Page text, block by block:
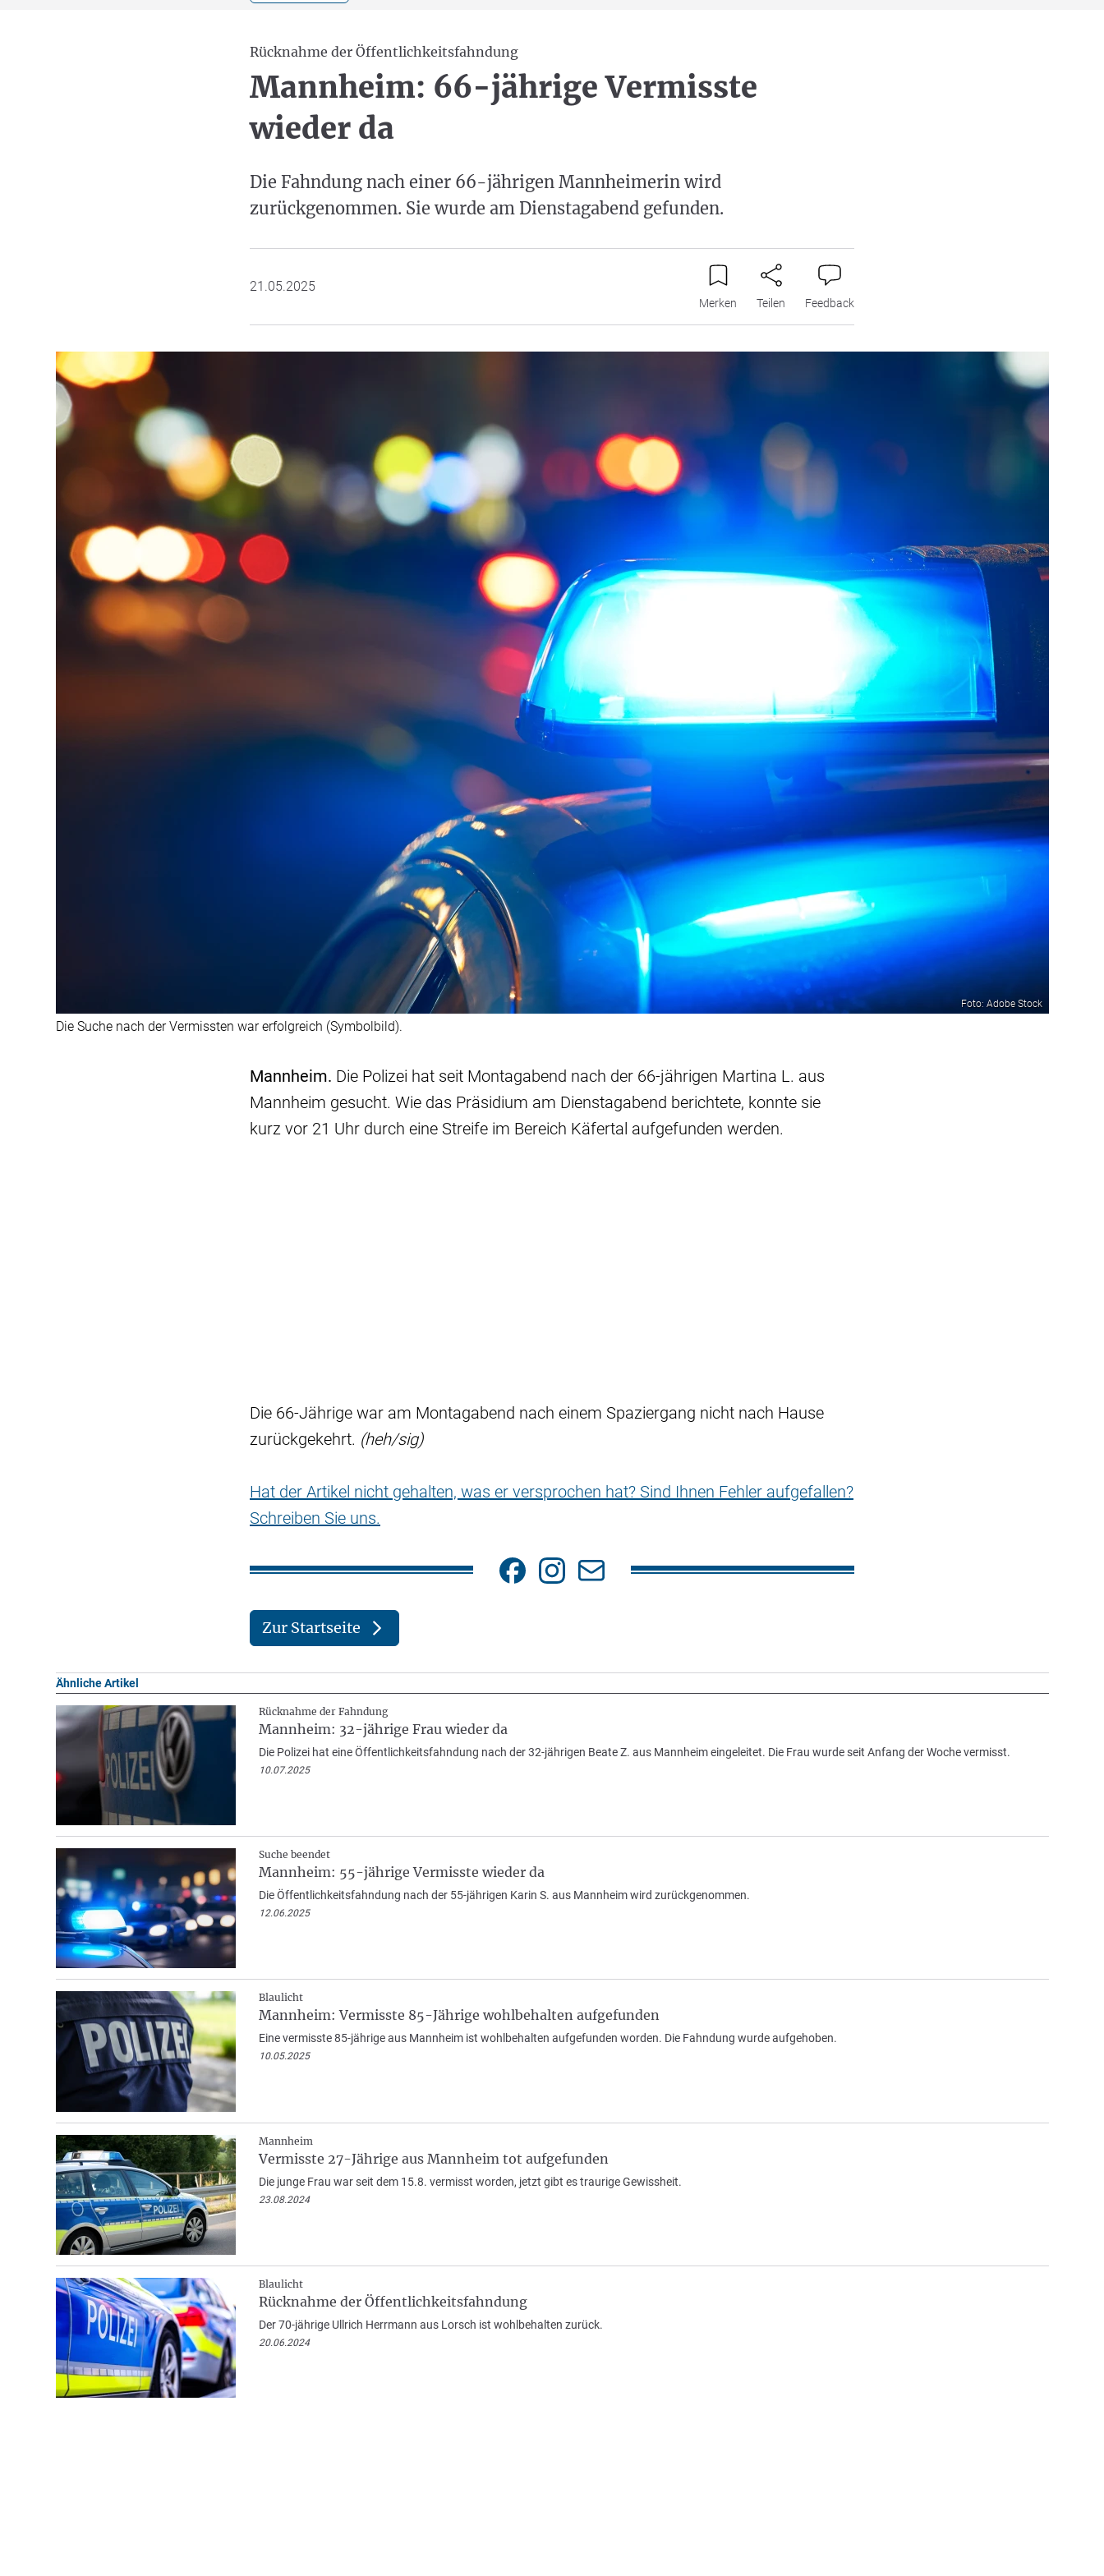
Rücknahme der Öffentlichkeitsfahndung
Mannheim: 66-jährige Vermisste
wieder da
Die Fahndung nach einer 66-jährigen Mannheimerin wird
zurückgenommen. Sie wurde am Dienstagabend gefunden.
21.05.2025
Merken Teilen Feedback
Foto: Adobe Stock
Die Suche nach der Vermissten war erfolgreich (Symbolbild).
Mannheim. Die Polizei hat seit Montagabend nach der 66-jährigen Martina L. aus
Mannheim gesucht. Wie das Präsidium am Dienstagabend berichtete, konnte sie
kurz vor 21 Uhr durch eine Streife im Bereich Käfertal aufgefunden werden.
Die 66-Jährige war am Montagabend nach einem Spaziergang nicht nach Hause
zurückgekehrt. (heh/sig)
Hat der Artikel nicht gehalten, was er versprochen hat? Sind Ihnen Fehler aufgefallen?
Schreiben Sie uns.
Zur Startseite
Ähnliche Artikel
Rücknahme der Fahndung
Mannheim: 32-jährige Frau wieder da
Die Polizei hat eine Öffentlichkeitsfahndung nach der 32-jährigen Beate Z. aus Mannheim eingeleitet. Die Frau wurde seit Anfang der Woche vermisst.
10.07.2025
Suche beendet
Mannheim: 55-jährige Vermisste wieder da
Die Öffentlichkeitsfahndung nach der 55-jährigen Karin S. aus Mannheim wird zurückgenommen.
12.06.2025
Blaulicht
Mannheim: Vermisste 85-Jährige wohlbehalten aufgefunden
Eine vermisste 85-jährige aus Mannheim ist wohlbehalten aufgefunden worden. Die Fahndung wurde aufgehoben.
10.05.2025
Mannheim
Vermisste 27-Jährige aus Mannheim tot aufgefunden
Die junge Frau war seit dem 15.8. vermisst worden, jetzt gibt es traurige Gewissheit.
23.08.2024
Blaulicht
Rücknahme der Öffentlichkeitsfahndung
Der 70-jährige Ullrich Herrmann aus Lorsch ist wohlbehalten zurück.
20.06.2024